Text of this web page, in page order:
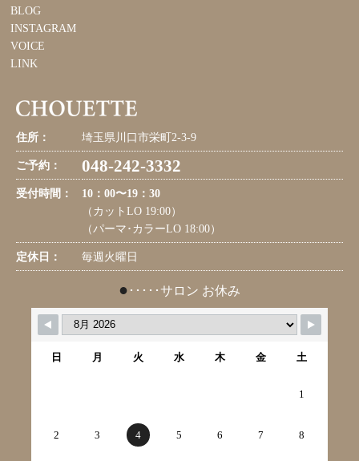
BLOG
INSTAGRAM
VOICE
LINK
住所： 埼玉県川口市栄町2-3-9
ご予約： 048-242-3332
受付時間：
10：00〜19：30
（カットLO 19:00）
（パーマ･カラーLO 18:00）
定休日： 毎週火曜日
● ･････サロン お休み
日 月 火 水 木 金 土
1
2 3 4 5 6 7 8